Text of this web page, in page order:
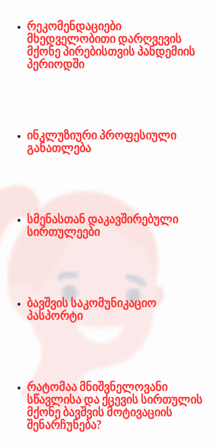
რეკომენდაციები
მხედველობითი დარღვევის
მქონე პირებისთვის პანდემიის
პერიოდში
ინკლუზიური პროფესიული
განათლება
სმენასთან დაკავშირებული
სირთულეები
ბავშვის საკომუნიკაციო
პასპორტი
რატომაა მნიშვნელოვანი
სწავლისა და ქცევის სირთულის
მქონე ბავშვის მოტივაციის
შენარჩუნება?